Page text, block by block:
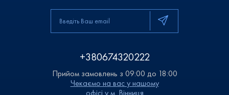
+380674320222
Прийом замовлень з 09:00 до 18:00
Чекаємо на вас у нашому
офісі у м. Вінниця